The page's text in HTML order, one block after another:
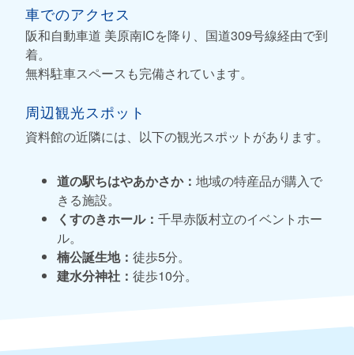
車でのアクセス
阪和自動車道 美原南ICを降り、国道309号線経由で到
着。
無料駐車スペースも完備されています。
周辺観光スポット
資料館の近隣には、以下の観光スポットがあります。
道の駅ちはやあかさか： 地域の特産品が購入で
きる施設。
くすのきホール： 千早赤阪村立のイベントホー
ル。
楠公誕生地： 徒歩5分。
建水分神社： 徒歩10分。